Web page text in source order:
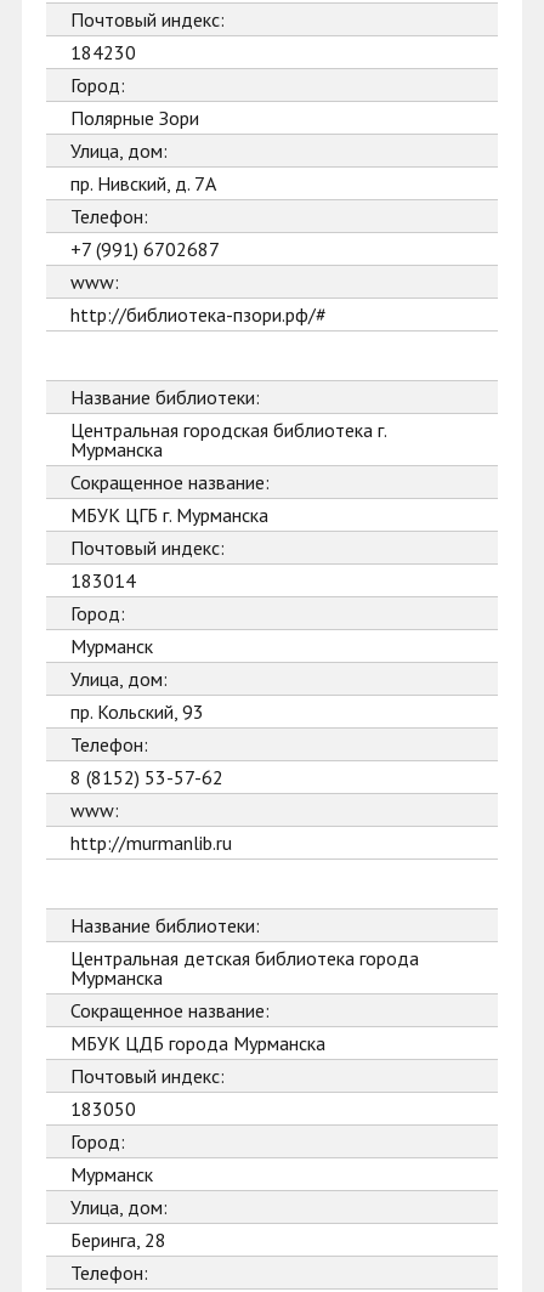
Почтовый индекс:
184230
Город:
Полярные Зори
Улица, дом:
пр. Нивский, д. 7А
Телефон:
+7 (991) 6702687
www:
http://библиотека-пзори.рф/#
Название библиотеки:
Центральная городская библиотека г.
Мурманска
Сокращенное название:
МБУК ЦГБ г. Мурманска
Почтовый индекс:
183014
Город:
Мурманск
Улица, дом:
пр. Кольский, 93
Телефон:
8 (8152) 53-57-62
www:
http://murmanlib.ru
Название библиотеки:
Центральная детская библиотека города
Мурманска
Сокращенное название:
МБУК ЦДБ города Мурманска
Почтовый индекс:
183050
Город:
Мурманск
Улица, дом:
Беринга, 28
Телефон: